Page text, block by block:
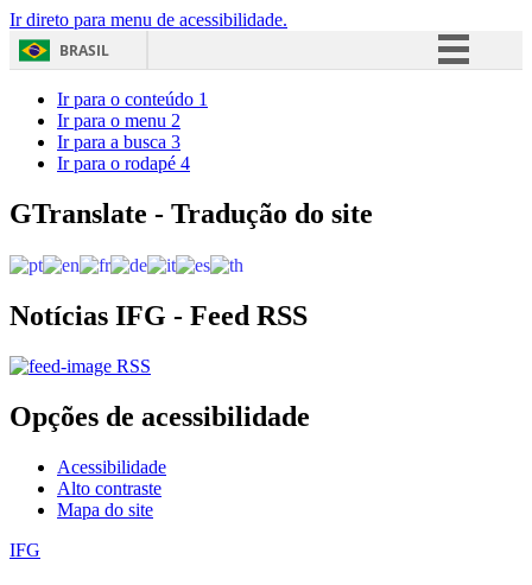
Ir direto para menu de acessibilidade.
BRASIL
Acesso à informação
Ir para o conteúdo 1
Ir para o menu 2
Ir para a busca 3
Ir para o rodapé 4
GTranslate - Tradução do site
Notícias IFG - Feed RSS
RSS
Opções de acessibilidade
Acessibilidade
Alto contraste
Mapa do site
IFG